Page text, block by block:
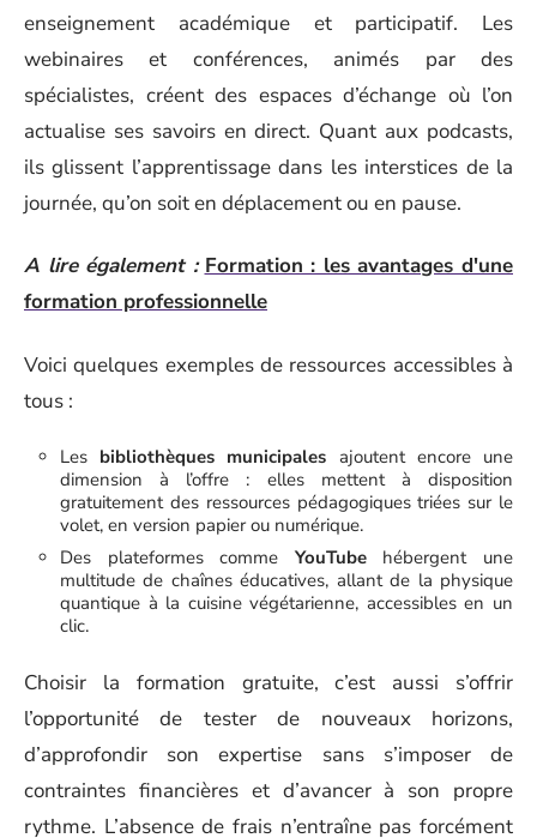
enseignement académique et participatif. Les
webinaires et conférences, animés par des
spécialistes, créent des espaces d’échange où l’on
actualise ses savoirs en direct. Quant aux podcasts,
ils glissent l’apprentissage dans les interstices de la
journée, qu’on soit en déplacement ou en pause.
A lire également : Formation : les avantages d'une
formation professionnelle
Voici quelques exemples de ressources accessibles à
tous :
Les bibliothèques municipales ajoutent encore une
dimension à l’offre : elles mettent à disposition
gratuitement des ressources pédagogiques triées sur le
volet, en version papier ou numérique.
Des plateformes comme YouTubehébergent une
multitude de chaînes éducatives, allant de la physique
quantique à la cuisine végétarienne, accessibles en un
clic.
Choisir la formation gratuite, c’est aussi s’offrir
l’opportunité de tester de nouveaux horizons,
d’approfondir son expertise sans s’imposer de
contraintes financières et d’avancer à son propre
rythme. L’absence de frais n’entraîne pas forcément